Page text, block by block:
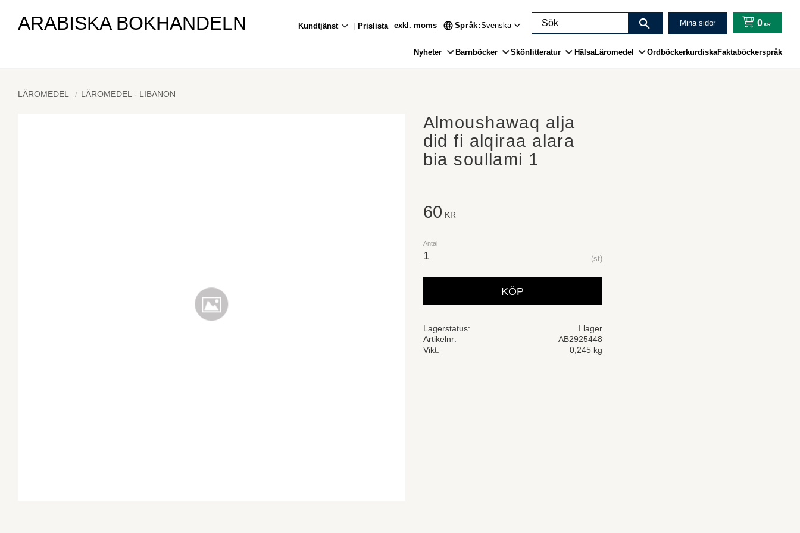
ARABISKA BOKHANDELN Kundtjänst Prislista exkl. moms Språk Mina sidor 0KR
Nyheter Barnböcker Skönlitteratur HälsaLäromedel OrdböckerkurdiskaFaktaböckerspråk
LÄROMEDEL LÄROMEDEL - LIBANON
Almoushawaq alja
did fi alqiraa alara
bia soullami 1
60 KR
Antal
st
KÖP
Lagerstatus
I lager
Artikelnr
AB2925448
Vikt
0,245 kg